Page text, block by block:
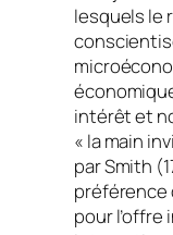
lesquels le
intérêt et
« la main
par Smith
préférence
pour l’offre